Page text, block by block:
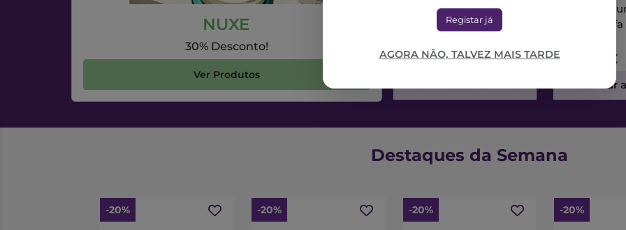
Registar já
AGORA NÃO, TALVEZ MAIS TARDE
NUXE
30% Desconto!
Ver Produtos
Nuxe Nuxuriance Ultra
Creme Dia Alfa 3R
71,42€
Nuxe
Sérum
73,56€
Adicionar
Destaques da Semana
-20% -20% -20% -20%